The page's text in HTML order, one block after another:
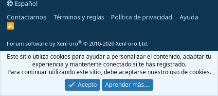
Español
Contactarnos
Términos y reglas Política de privacidad Ayuda
R
Forum software by XenForo® © 2010-2020 XenForo Ltd.
Este sitio utiliza cookies para ayudar a personalizar el contenido, adaptar tu
experiencia y mantenerte conectado si te has registrado.
Para continuar utilizando este sitio, debe aceptarse nuestro uso de cookies.
Acepto
Aprender más.…